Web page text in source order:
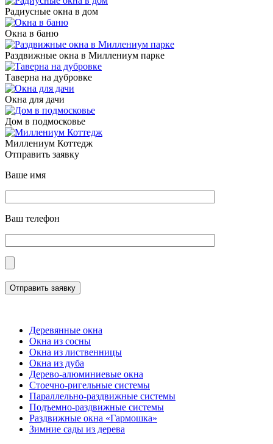
Радиусные окна в дом
Окна в баню
Раздвижные окна в Миллениум парке
Таверна на дубровке
Окна для дачи
Дом в подмосковье
Миллениум Коттедж
Отправить заявку
Ваше имя
Ваш телефон
Отправить заявку
Деревянные окна
Окна из сосны
Окна из лиственницы
Окна из дуба
Дерево-алюминиевые окна
Стоечно-ригельные системы
Параллельно-раздвижные системы
Подъемно-раздвижные системы
Раздвижные окна «Гармошка»
Зимние сады из дерева